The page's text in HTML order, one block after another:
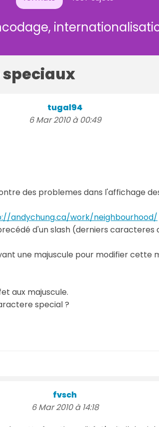
tugal94
6 Mar 2010 à 00:49
des problemes dans l'affichage
andychung.ca/work/neighbourhood/
d'un slash (derniers caracteres
une majuscule pour modifier cette
aux majuscule.
special ?
fvsch
6 Mar 2010 à 14:18